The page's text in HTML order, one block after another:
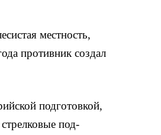
местность,
противник создал
подготовкой,
под­